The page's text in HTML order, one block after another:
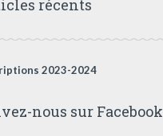
récents
2023-2024
nous sur Facebook